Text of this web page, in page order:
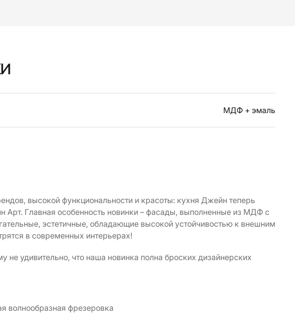
МДФ + эмаль
высокой функциональности и красоты: кухня Джейн теперь
Арт. Главная особенность новинки – фасады, выполненные из МДФ с
эстетичные, обладающие высокой устойчивостью к внешним
в современных интерьерах!
не удивительно, что наша новинка полна броских дизайнерских
волнообразная фрезеровка